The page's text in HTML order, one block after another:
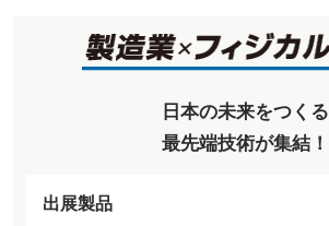
日本の未来をつくる
最先端技術が集結！
出展製品